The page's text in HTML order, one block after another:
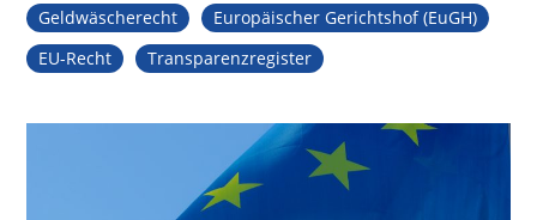
Geldwäscherecht
Europäischer Gerichtshof (EuGH)
EU-Recht
Transparenzregister